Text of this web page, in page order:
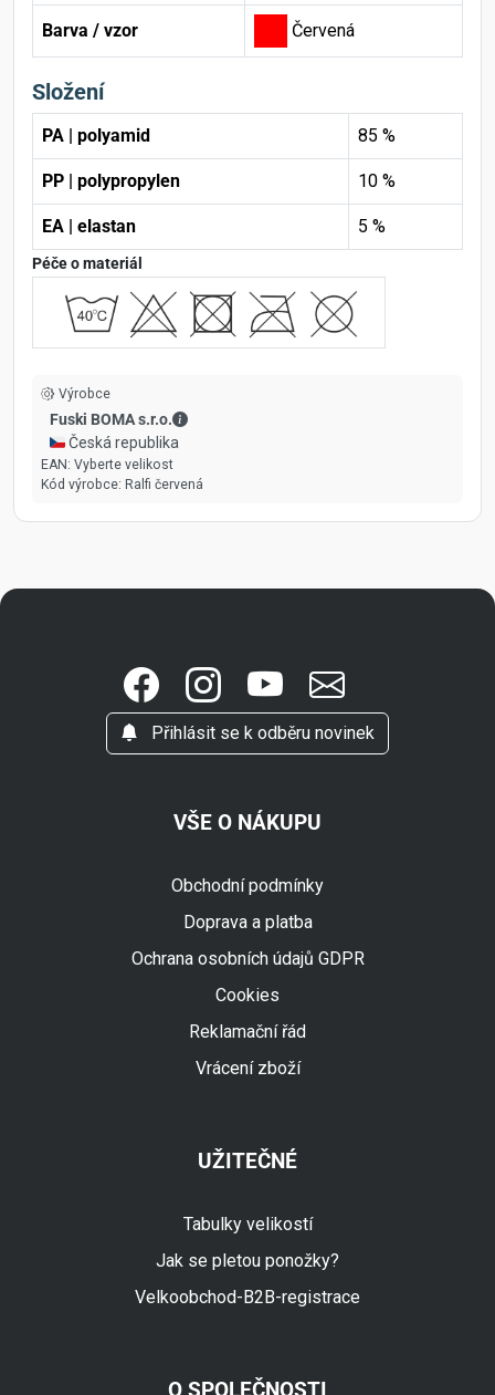
Barva / vzor Červená
Složení
PA | polyamid 85 %
PP | polypropylen 10 %
EA | elastan 5 %
Péče o materiál
Výrobce
Fuski BOMA s.r.o.
Fuski BOMA s.r.o. - Kontaktní údaje
🇨🇿 Česká republika
EAN: Vyberte velikost
Kód výrobce: Ralfi červená
Přihlásit se k odběru novinek
VŠE O NÁKUPU
Obchodní podmínky
Doprava a platba
Ochrana osobních údajů GDPR
Cookies
Reklamační řád
Vrácení zboží
UŽITEČNÉ
Tabulky velikostí
Jak se pletou ponožky?
Velkoobchod-B2B-registrace